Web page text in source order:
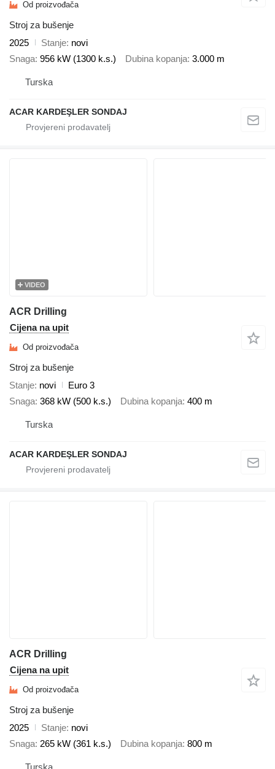
Od proizvođača
Stroj za bušenje
2025
Stanje novi
Snaga 956 kW (1300 k.s.) Dubina kopanja 3.000 m
Turska
ACAR KARDEŞLER SONDAJ
VIDEO
ACR Drilling
Cijena na upit
Od proizvođača
Stroj za bušenje
Stanje novi
Euro 3
Snaga 368 kW (500 k.s.) Dubina kopanja 400 m
Turska
ACAR KARDEŞLER SONDAJ
ACR Drilling
Cijena na upit
Od proizvođača
Stroj za bušenje
2025
Stanje novi
Snaga 265 kW (361 k.s.) Dubina kopanja 800 m
Turska